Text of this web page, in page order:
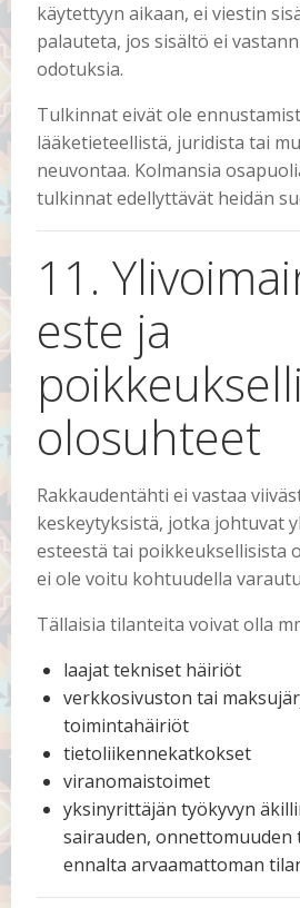
käytettyyn aikaan, ei viestin
palauteta, jos sisältö ei
odotuksia.
Tulkinnat eivät ole
lääketieteellistä, juridista tai
neuvontaa. Kolmansia
tulkinnat edellyttävät heidän
11.
este ja
olosuhteet
Rakkaudentähti ei vastaa
keskeytyksistä, jotka johtuvat
esteestä tai poikkeuksellisista
ei ole voitu kohtuudella
Tällaisia tilanteita voivat olla
laajat tekniset häiriöt
verkkosivuston tai
toimintahäiriöt
tietoliikennekatkokset
viranomaistoimet
yksinyrittäjän työkyvyn
sairauden, onnettomuuden
ennalta arvaamattoman